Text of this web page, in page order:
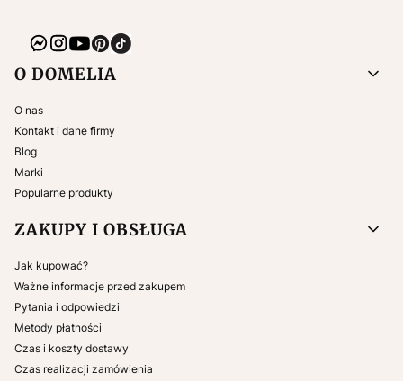
Linki w stopce
O DOMELIA
O nas
Kontakt i dane firmy
Blog
Marki
Popularne produkty
ZAKUPY I OBSŁUGA
Jak kupować?
Ważne informacje przed zakupem
Pytania i odpowiedzi
Metody płatności
Czas i koszty dostawy
Czas realizacji zamówienia